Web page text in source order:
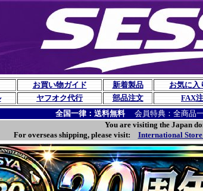
お買い物ガイド 新着製品 お気に入
ヤフオク代行 部品注文 FAX
全国一律：送料無料会員特典：全商品一
You are visiting the Japan
For overseas shipping, please visit: International